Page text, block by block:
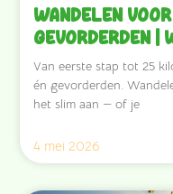
Wandelen
gevorderden |
Van eerste stap tot 25
én gevorderden.
het slim aan — of je
4 mei 2026